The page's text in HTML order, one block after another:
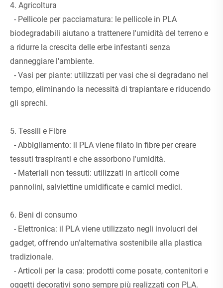
4. Agricoltura
- Pellicole per pacciamatura: le pellicole in PLA
biodegradabili aiutano a trattenere l'umidità del terreno e
a ridurre la crescita delle erbe infestanti senza
danneggiare l'ambiente.
- Vasi per piante: utilizzati per vasi che si degradano nel
tempo, eliminando la necessità di trapiantare e riducendo
gli sprechi.
5. Tessili e Fibre
- Abbigliamento: il PLA viene filato in fibre per creare
tessuti traspiranti e che assorbono l'umidità.
- Materiali non tessuti: utilizzati in articoli come
pannolini, salviettine umidificate e camici medici.
6. Beni di consumo
- Elettronica: il PLA viene utilizzato negli involucri dei
gadget, offrendo un'alternativa sostenibile alla plastica
tradizionale.
- Articoli per la casa: prodotti come posate, contenitori e
oggetti decorativi sono sempre più realizzati con PLA.